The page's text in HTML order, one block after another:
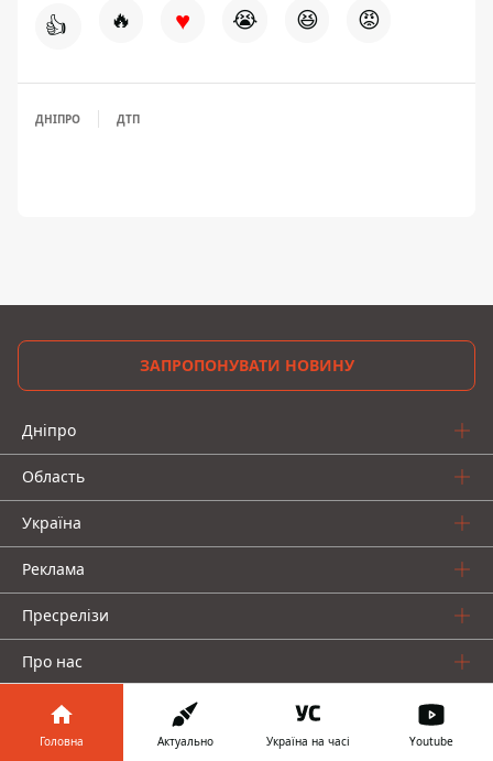
👍 🔥 ♥ 😭 😆 😡
ДНІПРО ДТП
ЗАПРОПОНУВАТИ НОВИНУ
Дніпро
Область
Україна
Реклама
Пресрелізи
Про нас
Головна Актуально Україна на часі Youtube